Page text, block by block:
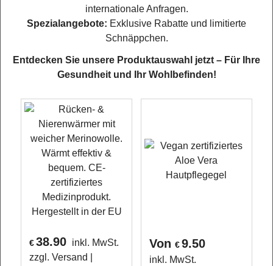
internationale Anfragen.
Spezialangebote: Exklusive Rabatte und limitierte
Schnäppchen.
Entdecken Sie unsere Produktauswahl jetzt – Für Ihre
Gesundheit und Ihr Wohlbefinden!
€ 38.90 inkl. MwSt.
zzgl. Versand
Von €9.50
inkl. MwSt.